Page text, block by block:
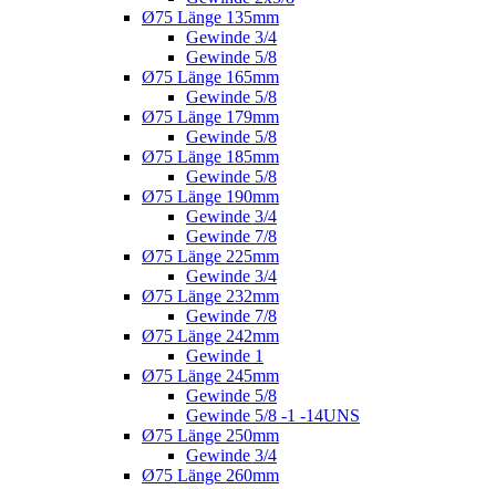
Ø75 Länge 135mm
Gewinde 3/4
Gewinde 5/8
Ø75 Länge 165mm
Gewinde 5/8
Ø75 Länge 179mm
Gewinde 5/8
Ø75 Länge 185mm
Gewinde 5/8
Ø75 Länge 190mm
Gewinde 3/4
Gewinde 7/8
Ø75 Länge 225mm
Gewinde 3/4
Ø75 Länge 232mm
Gewinde 7/8
Ø75 Länge 242mm
Gewinde 1
Ø75 Länge 245mm
Gewinde 5/8
Gewinde 5/8 -1 -14UNS
Ø75 Länge 250mm
Gewinde 3/4
Ø75 Länge 260mm